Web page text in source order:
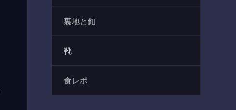
裏地と釦
靴
食レポ